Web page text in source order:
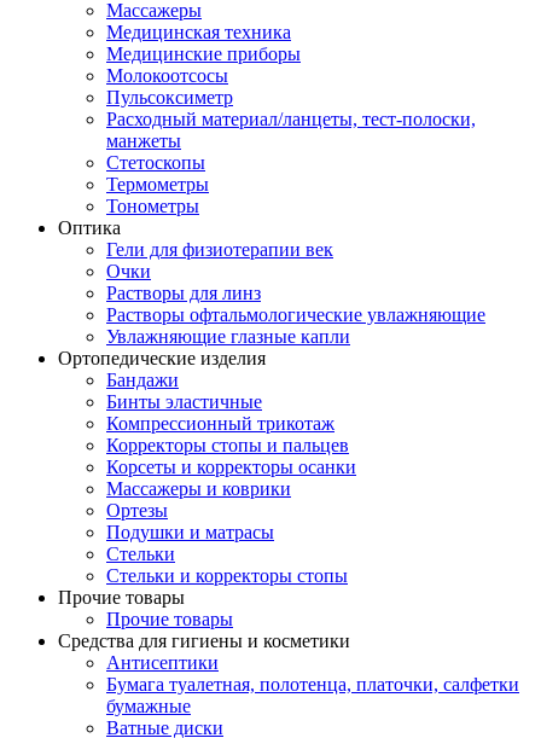
Массажеры
Медицинская техника
Медицинские приборы
Молокоотсосы
Пульсоксиметр
Расходный материал/ланцеты, тест-полоски,
манжеты
Стетоскопы
Термометры
Тонометры
Оптика
Гели для физиотерапии век
Очки
Растворы для линз
Растворы офтальмологические увлажняющие
Увлажняющие глазные капли
Ортопедические изделия
Бандажи
Бинты эластичные
Компрессионный трикотаж
Корректоры стопы и пальцев
Корсеты и корректоры осанки
Массажеры и коврики
Ортезы
Подушки и матрасы
Стельки
Стельки и корректоры стопы
Прочие товары
Прочие товары
Средства для гигиены и косметики
Антисептики
Бумага туалетная, полотенца, платочки, салфетки
бумажные
Ватные диски